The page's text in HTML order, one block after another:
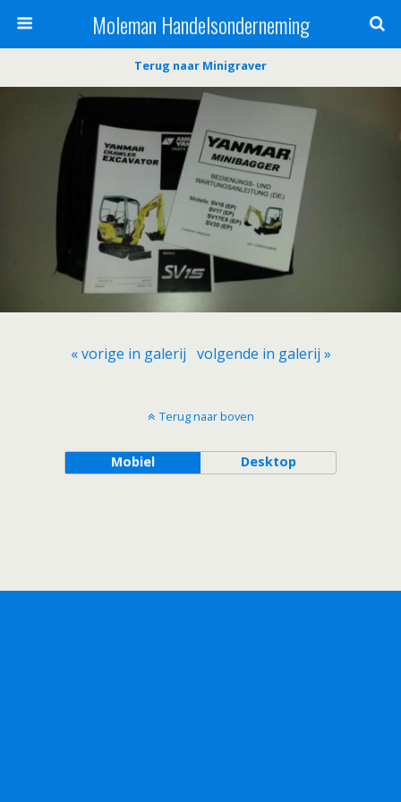
Moleman Handelsonderneming
Terug naar Minigraver
« vorige in galerij volgende in galerij »
Terug naar boven
Mobiel Desktop